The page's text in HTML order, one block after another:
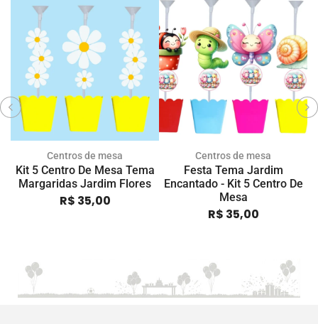
Centros de mesa
Kit 5 Centro De Mesa Tema
Margaridas Jardim Flores
R$ 35,00
Centros de mesa
Festa Tema Jardim
Encantado - Kit 5 Centro De
Mesa
R$ 35,00